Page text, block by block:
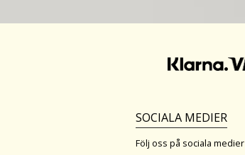
SOCIALA MEDIER
Följ oss på sociala medier